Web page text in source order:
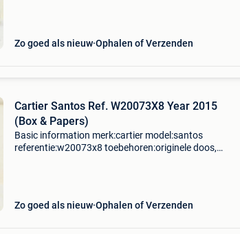
Zo goed als nieuw Ophalen of Verzenden
Cartier Santos Ref. W20073X8 Year 2015
(Box & Papers)
Basic information merk:cartier model:santos
referentie:w20073x8 toebehoren:originele doos,
Zo goed als nieuw Ophalen of Verzenden